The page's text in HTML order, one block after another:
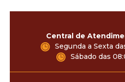
Central de
Segunda a Sexta
Sábado das